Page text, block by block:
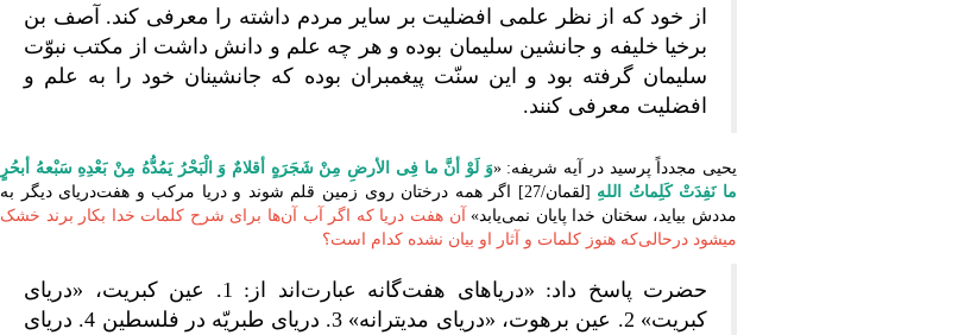
از خود که از نظر علمی افضلیت بر سایر مردم داشته را معرفی کند. آصف بن
برخیا خلیفه و جانشین سلیمان بوده و هر چه علم و دانش داشت از مکتب نبوّت
سلیمان گرفته بود و این سنّت پیغمبران بوده که جانشینان خود را به علم و
افضلیت معرفی کنند.
یحیی مجدداً پرسید در آیه شریفه: «وَ لَوْ أنَّ ما فِی الأرضِ مِنْ شَجَرَهٍ أقلامٌ وَ الْبَحْرُ یَمُدُّهُ مِنْ بَعْدِهِ سَبْعهُ أبحُرٍ
ما نَفِدَتْ کَلِماتُ اللهِ
[لقمان/27] اگر همه درختان روى زمین قلم شوند و دریا مرکب و هفت‌دریای دیگر به
مددش بیاید، سخنان خدا پایان نمى‏‌یابد» آن هفت‌ دریا که اگر آب آن‌ها برای شرح کلمات خدا بکار برند خشک
می‎شود درحالی‌که هنوز کلمات و آثار او بیان‌ نشده کدام است؟
حضرت پاسخ داد: «دریاهای هفت‌گانه عبارت‌اند از: 1. عین کبریت، «دریای
کبریت» 2. عین برهوت، «دریای مدیترانه» 3. دریای طبریّه در فلسطین 4. دریای